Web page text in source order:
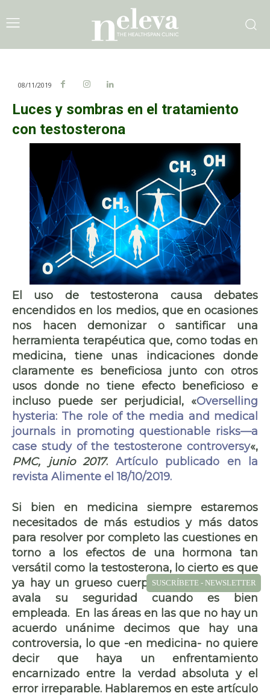
08/11/2019
Luces y sombras en el tratamiento
con testosterona
El uso de testosterona causa debates
encendidos en los medios, que en ocasiones
nos hacen demonizar o santificar una
herramienta terapéutica que, como todas en
medicina, tiene unas indicaciones donde
claramente es beneficiosa junto con otros
usos donde no tiene efecto beneficioso e
incluso puede ser perjudicial, «Overselling
hysteria: The role of the media and medical
journals in promoting questionable risks—a
case study of the testosterone controversy«,
PMC, junio 2017. Artículo publicado en la
revista Alimente el 18/10/2019.
Si bien en medicina siempre estaremos
necesitados de más estudios y más datos
para resolver por completo las cuestiones en
torno a los efectos de una hormona tan
versátil como la testosterona, lo cierto es que
ya hay un grueso cuerpo de evidencia que
avala su seguridad cuando es bien
empleada. En las áreas en las que no hay un
acuerdo unánime decimos que hay una
controversia, lo que -en medicina- no quiere
decir que haya un enfrentamiento
encarnizado entre la verdad absoluta y el
error irreparable. Hablaremos en este artículo
SUSCRÍBETE - NEWSLETTER